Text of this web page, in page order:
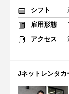
シフト
雇用形態
アクセス
Jネットレンタカ